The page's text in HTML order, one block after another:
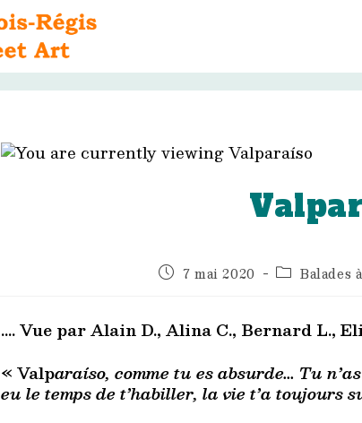
Publication
7 mai 2020 PostBalades
…. Vue par Alain D., Alina C., Bernard L.,
« Valparaíso, comme tu es absurde… Tu
eu le temps de t’habiller, la vie t’a toujours